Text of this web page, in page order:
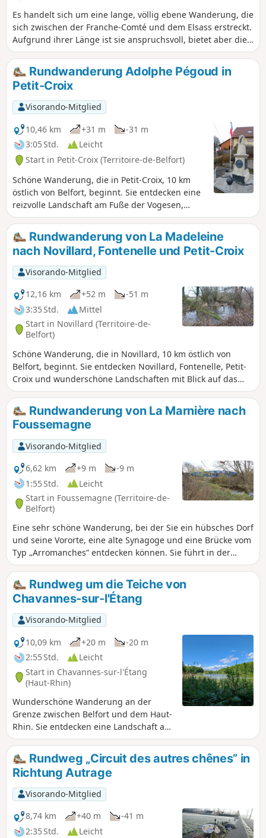
Es handelt sich um eine lange, völlig ebene Wanderung, die
sich zwischen der Franche-Comté und dem Elsass erstreckt.
Aufgrund ihrer Länge ist sie anspruchsvoll, bietet aber die
Möglichkeit, viele Sehenswürdigkeiten zu entdecken, wie
die Teiche von La Marnière und Belle Île, die Kapelle Notre-
Dame de Bellefontaine, die Linde von Turenne, die Kirche
von Petit-Croix und schließlich die Kapelle Sainte-Catherine
sowie den Burghügel von Montreux-Château. Die gesamte
Wanderung führt abwechselnd durch Wald, Dörfer und die
Landschaft.
Rundwanderung Adolphe Pégoud in
Petit-Croix
Visorando-Mitglied
10,46 km
+31 m
-31 m
3:05 Std.
Leicht
Start in Petit-Croix (Territoire-de-Belfort)
Schöne Wanderung, die in Petit-Croix, 10 km
östlich von Belfort, beginnt. Sie entdecken eine
reizvolle Landschaft am Fuße der Vogesen,
vorbei an den Dörfern Cunelières und
Foussemagne. Die Wanderung führt an der
Stelle vorbei, an der Adolphe Pégoud, ein
Fliegerass, 1915 abgeschossen wurde. Im
Zentrum des Dorfes sehen Sie auch das ihm
gewidmete Denkmal. Die Wanderung ist
ausgeschildert.
Rundwanderung von La Madeleine
nach Novillard, Fontenelle und Petit-Croix
Visorando-Mitglied
12,16 km
+52 m
-51 m
3:35 Std.
Mittel
Start in Novillard (Territoire-de-
Belfort)
Schöne Wanderung, die in Novillard, 10 km östlich von
Belfort, beginnt. Sie entdecken Novillard, Fontenelle, Petit-
Croix und wunderschöne Landschaften mit Blick auf das
Schweizer Jura und die Vogesen. Sie wandern am Ufer der
Madeleine entlang, inmitten des Unterholzes. Die
Wanderung führt an der Stelle vorbei, an der Adolphe
Pégoud, ein Fliegerass, 1915 abgeschossen wurde. Diese
Wanderung ist ausgeschildert.
Rundwanderung von La Marnière nach
Foussemagne
Visorando-Mitglied
6,62 km
+9 m
-9 m
1:55 Std.
Leicht
Start in Foussemagne (Territoire-de-
Belfort)
Eine sehr schöne Wanderung, bei der Sie ein hübsches Dorf
und seine Vororte, eine alte Synagoge und eine Brücke vom
Typ „Arromanches” entdecken können. Sie führt in der
Nähe des Rastplatzes Porte d'Alsace mit dem
Entdeckungspfad „Les Fosses” vorbei, auf dem Sie lernen,
die Bäume unserer Region zu erkennen. Nicht zu vergessen
der Étang de la Marnière, ein ausgedehntes Feuchtgebiet
mit einer Flora und Fauna, die es zu entdecken gilt. Die
Wanderung ist ausgeschildert.
Rundweg um die Teiche von
Chavannes-sur-l'Étang
Visorando-Mitglied
10,09 km
+20 m
-20 m
2:55 Std.
Leicht
Start in Chavannes-sur-l'Étang
(Haut-Rhin)
Wunderschöne Wanderung an der
Grenze zwischen Belfort und dem Haut-
Rhin. Sie entdecken eine Landschaft aus
Feldern und Wäldern mit herrlichen
Teichen. Als Bonus gibt es einen
Lehrpfad mit Tafeln über die Bäume
unserer Region.
Rundweg „Circuit des autres chênes” in
Richtung Autrage
Visorando-Mitglied
8,74 km
+40 m
-41 m
2:35 Std.
Leicht